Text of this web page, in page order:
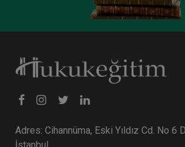
Adres: Cihannüma, Eski Yıldız Cd. No 6